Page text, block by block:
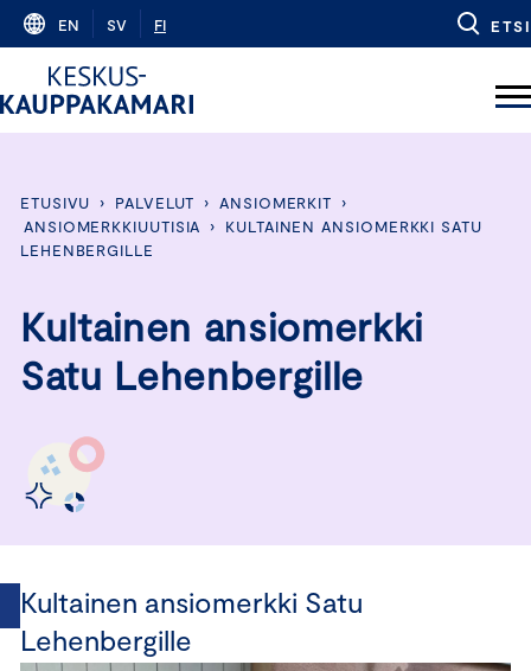
Skip
content
EN SV FI ETSI
ETUSIVU › PALVELUT › ANSIOMERKIT
›
ANSIOMERKKIUUTISIA
›
KULTAINEN ANSIOMERKKI SATU
LEHENBERGILLE
Kultainen ansiomerkki
Satu Lehenbergille
Kultainen ansiomerkki Satu
Lehenbergille